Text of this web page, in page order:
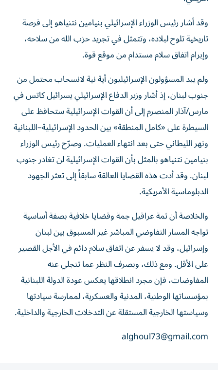
وقد أشار رئيس الوزراء الإسرائيلي بنيامين نتنياهو إلى فرصة
تاريخية تلوح لبلاده، وتتمثل في تجريد حزب الله من سلاحه،
وإبرام اتفاق سلام مستدام من موقع قوة.
ولم يبد المسؤولون الإسرائيليون أية نية لانسحاب محتمل من
جنوب لبنان، إذ أشار وزير الدفاع الإسرائيلي يسرائيل كاتس في
مارس/آذار المنصرم إلى أن القوات الإسرائيلية ستحافظ على
السيطرة على «كامل المنطقة» بين الحدود الإسرائيلية–اللبنانية
ونهر الليطاني حتى بعد انتهاء العمليات. وصرّح رئيس الوزراء
بنيامين نتنياهو بالمثل بأن القوات الإسرائيلية لن تغادر جنوب
لبنان. وقد أدت هذه القضايا العالقة سابقاً إلى تعثر الجهود
الدبلوماسية الأمريكية.
والخلاصة أن ثمة عراقيل جمة وقضايا خلافية بصفة أساسية
تواجه المسار التفاوضي المباشر غير المسبوق بين لبنان
وإسرائيل، وقد لا يسفر عن اتفاق سلام دائم في الأجل القصير
على الأقل. ومع ذلك، وبصرف النظر عما تنجلي عنه
المفاوضات، فإن مجرد انطلاقها يعكس عودة الدولة اللبنانية
بمؤسساتها الوطنية، المدنية والعسكرية، لممارسة سيادتها
وسياستها الخارجية المستقلة عن التدخلات الخارجية والداخلية.
alghoul73@gmail.com